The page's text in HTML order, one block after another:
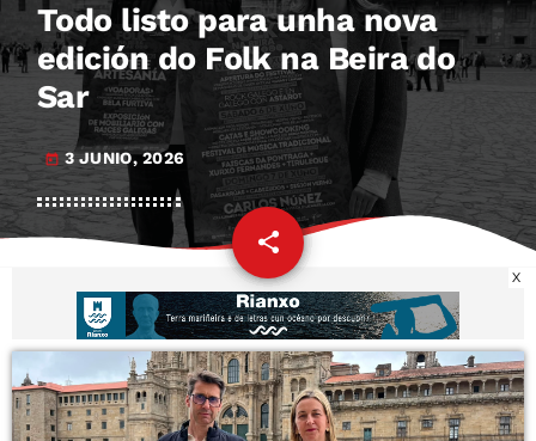
Todo listo para unha nova
edición do Folk na Beira do
Sar
today 3 JUNIO, 2026
share
email
X